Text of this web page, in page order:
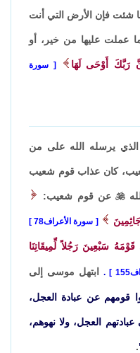
شئت فإن الأرض التي أنت
عملت عليها من خير، أو
رَبَّكَ أَوْحَى لَهَا سورة
الذي يرسله الله على من
كان عذاب قوم شعيب
عن قوم شعيب:
سورة الأعراف78
سَبْعِينَ رَجُلاً لِّمِيقَاتِنَا
. ابتهل موسى إلى
قومهم عن عبادة العجل،
العجل، ولا نهوهم،
.